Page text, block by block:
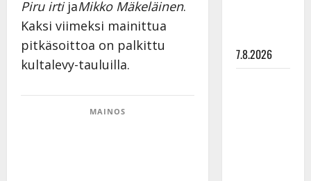
Piru irti jaMikko Mäkeläinen.
Kaksi viimeksi mainittua
pitkäsoittoa on palkittu
kultalevy-tauluilla.
MAINOS
7.8.2026